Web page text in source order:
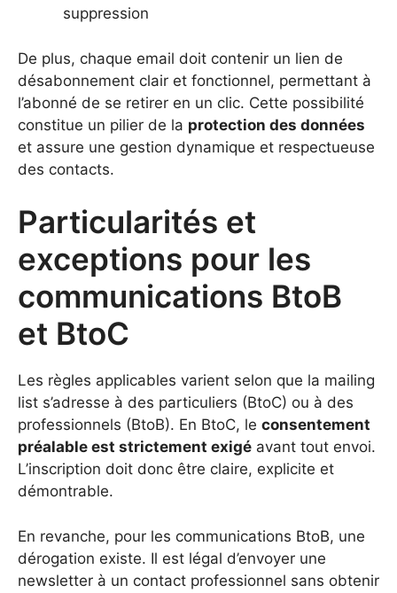
suppression
De plus, chaque email doit contenir un lien de
désabonnement clair et fonctionnel, permettant à
l’abonné de se retirer en un clic. Cette possibilité
constitue un pilier de la protection des données
et assure une gestion dynamique et respectueuse
des contacts.
Particularités et
exceptions pour les
communications BtoB
et BtoC
Les règles applicables varient selon que la mailing
list s’adresse à des particuliers (BtoC) ou à des
professionnels (BtoB). En BtoC, le consentement
préalable est strictement exigé avant tout envoi.
L’inscription doit donc être claire, explicite et
démontrable.
En revanche, pour les communications BtoB, une
dérogation existe. Il est légal d’envoyer une
newsletter à un contact professionnel sans obtenir